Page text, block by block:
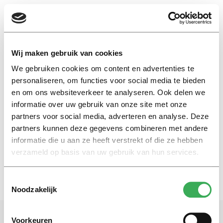
Wij maken gebruik van cookies
We gebruiken cookies om content en advertenties te
personaliseren, om functies voor social media te bieden
en om ons websiteverkeer te analyseren. Ook delen we
informatie over uw gebruik van onze site met onze
partners voor social media, adverteren en analyse. Deze
partners kunnen deze gegevens combineren met andere
informatie die u aan ze heeft verstrekt of die ze hebben
verzameld op basis van uw gebruik van hun services.
Noodzakelijk
Voorkeuren
EN
deprimerend
Eefje Wentelteefje
Het is weer deprimaandag
15 januari 2024